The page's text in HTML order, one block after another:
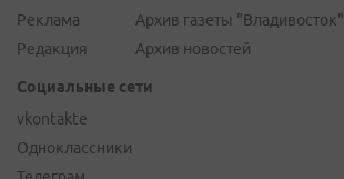
Реклама
Редакция
Архив газеты "Владивосток"
Архив новостей
Социальные сети
vkontakte
Одноклассники